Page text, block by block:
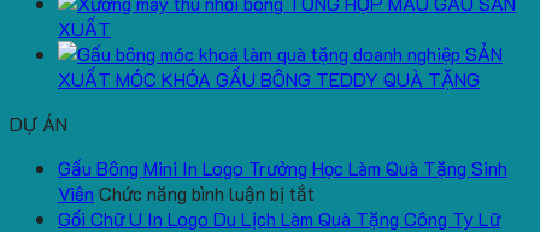
XUẤT
SẢN
XUẤT MÓC KHÓA GẤU BÔNG TEDDY QUÀ TẶNG
DỰ ÁN
Gấu Bông Mini In Logo Trường Học Làm Quà Tặng Sinh
Viên Chức năng bình luận bị tắt
Gấu
Gối Chữ U In Logo Du Lịch Làm Quà Tặng Công Ty Lữ